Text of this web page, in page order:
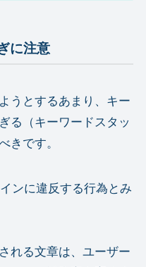
に注意
うとするあまり、キー
る（キーワードスタッ
きです。
ンに違反する行為とみ
れる文章は、ユーザー